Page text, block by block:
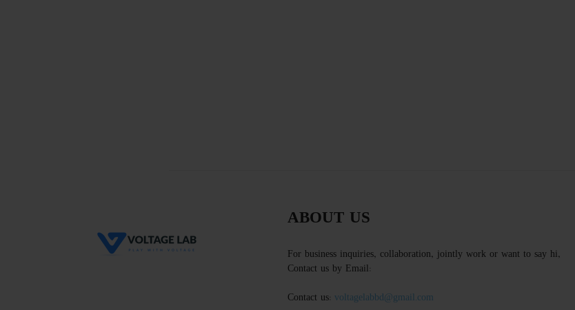
ABOUT US
For business inquiries, collaboration, jointly work or want to say hi,
Contact us by Email:
Contact us: voltagelabbd@gmail.com